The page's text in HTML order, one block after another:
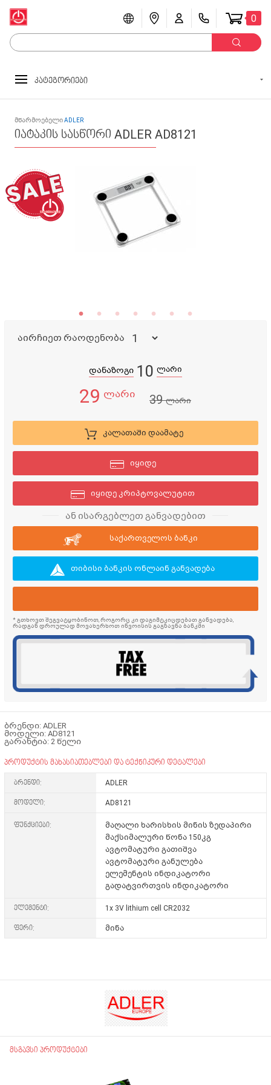
0
კატეგორიები
მწარმოებელიADLER
იატაკის სასწორი ADLER AD8121
აირჩიეთ რაოდენობა
დანაზოგი 10 ლარი
29 ლარი 39ლარი
კალათაში დაამატე
იყიდე
იყიდე კრიპტოვალუტით
ან ისარგებლეთ განვადებით
საქართველოს ბანკი
თიბისი ბანკის ონლაინ განვადება
* გთხოვთ შეგვატყობინოთ, როგორც კი დაგიმტკიცდებათ განვადება,
რადგან დროულად მოვახერხოთ ინვოისის გაგზავნა ბანკში
ბრენდი: ADLER
მოდელი: AD8121
გარანტია: 2 წელი
პროდუქტის მახასიათებლები და ტექნიკური დეტალები
ბრენდი: ADLER
მოდელი: AD8121
ფუნქციები:
მაღალი ხარისხის მინის ზედაპირი
მაქსიმალური წონა 150კგ
ავტომატური გათიშვა
ავტომატური განულება
ელემენტის ინდიკატორი
გადატვირთვის ინდიკატორი
ელემენტი: 1x 3V lithium cell CR2032
ფერი: მინა
მსგავსი პროდუქტები